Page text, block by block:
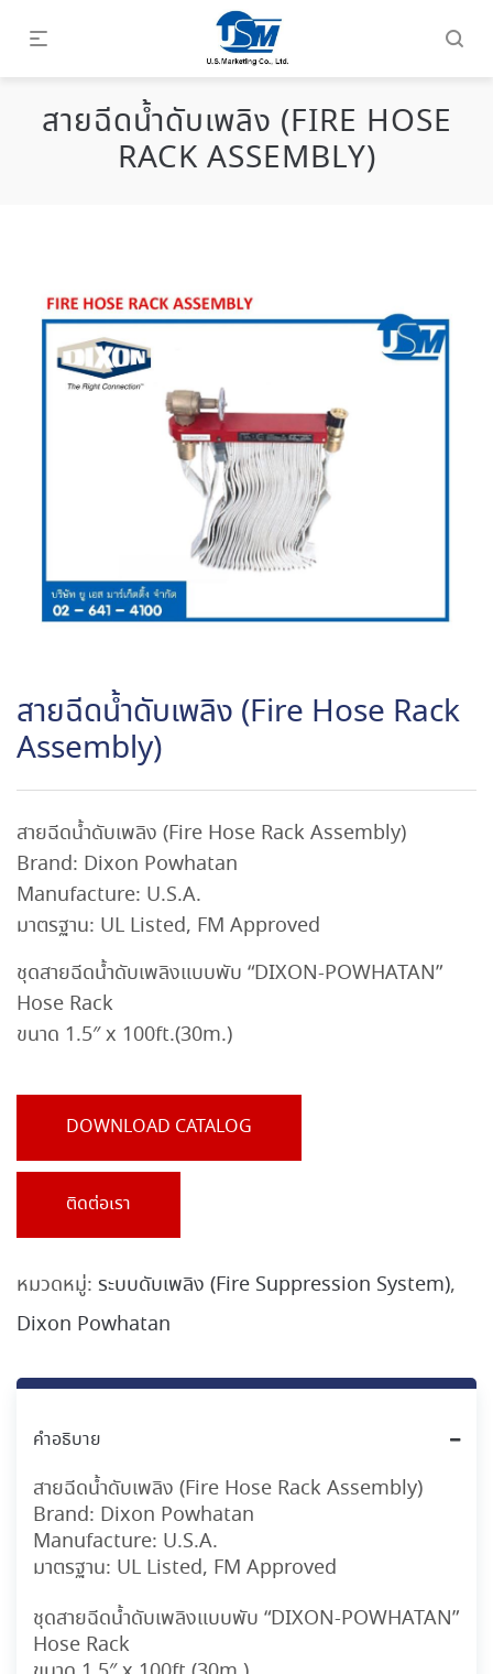
สายฉีดน้ำดับเพลิง (FIRE HOSE
RACK ASSEMBLY)
สายฉีดน้ำดับเพลิง (Fire Hose Rack
Assembly)
สายฉีดน้ำดับเพลิง (Fire Hose Rack Assembly)
Brand: Dixon Powhatan
Manufacture: U.S.A.
มาตรฐาน: UL Listed, FM Approved
ชุดสายฉีดน้ำดับเพลิงแบบพับ “DIXON-POWHATAN”
Hose Rack
ขนาด 1.5″ x 100ft.(30m.)
DOWNLOAD CATALOG
ติดต่อเรา
หมวดหมู่: ระบบดับเพลิง (Fire Suppression System),
Dixon Powhatan
คำอธิบาย
สายฉีดน้ำดับเพลิง (Fire Hose Rack Assembly)
Brand: Dixon Powhatan
Manufacture: U.S.A.
มาตรฐาน: UL Listed, FM Approved
ชุดสายฉีดน้ำดับเพลิงแบบพับ “DIXON-POWHATAN”
Hose Rack